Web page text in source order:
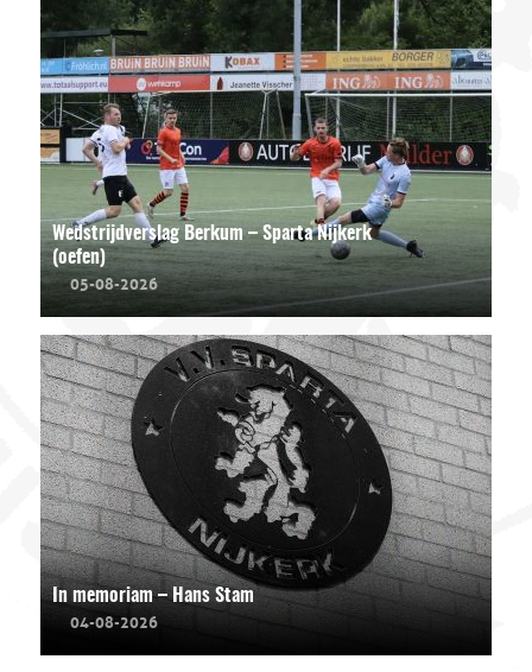
Wedstrijdverslag Berkum – Sparta Nijkerk
(oefen)
05-08-2026
In memoriam – Hans Stam
04-08-2026